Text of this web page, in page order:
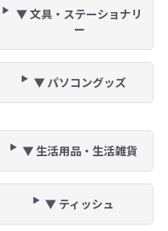
▼ 文具・ステーショナリ
ー
▼ パソコングッズ
▼ 生活用品・生活雑貨
▼ ティッシュ